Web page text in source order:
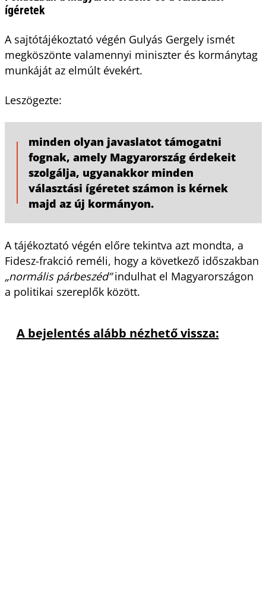
ígéretek
A sajtótájékoztató végén Gulyás Gergely ismét
megköszönte valamennyi miniszter és kormánytag
munkáját az elmúlt évekért.
Leszögezte:
minden olyan javaslatot támogatni
fognak, amely Magyarország érdekeit
szolgálja, ugyanakkor minden
választási ígéretet számon is kérnek
majd az új kormányon.
A tájékoztató végén előre tekintva azt mondta, a
Fidesz-frakció reméli, hogy a következő időszakban
„normális párbeszéd”indulhat el Magyarországon
a politikai szereplők között.
A bejelentés alább nézhető vissza: